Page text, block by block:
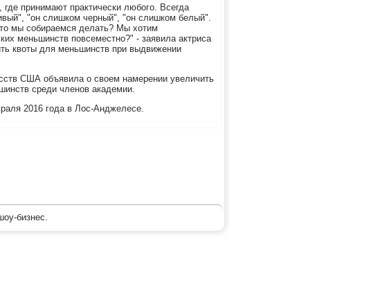
принимают практически любого. Всегда
"он слишком черный", "он слишком белый".
мы собираемся делать? Мы хотим
меньшинств повсеместно?" - заявила актриса
квоты для меньшинств при выдвижении
США объявила о своем намерении увеличить
среди членов академии.
2016 года в Лос-Анджелесе.
бизнес.